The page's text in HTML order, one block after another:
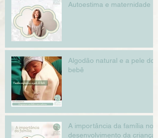
Autoestima e maternidade
Algodão natural e a pele do
bebê
A importância da família no
desenvolvimento da criança